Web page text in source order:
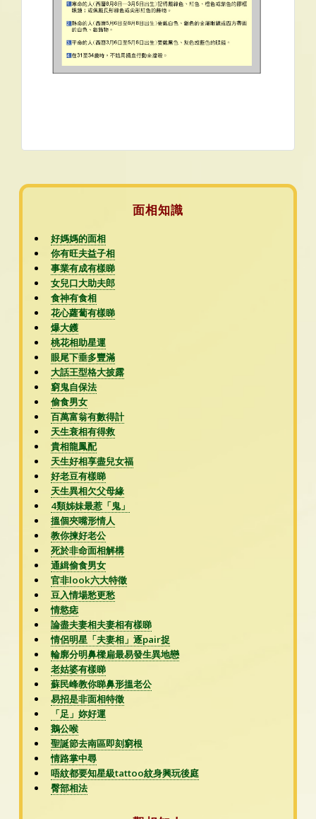
面相知識
好媽媽的面相
你有旺夫益子相
事業有成有樣睇
女兒口大助夫郎
食神有食相
花心蘿蔔有樣睇
爆大鑊
桃花相助星運
眼尾下垂多豐滿
大話王型格大披露
窮鬼自保法
偷食男女
百萬富翁有數得計
天生衰相有得救
貴相龍鳳配
天生好相享盡兒女福
好老豆有樣睇
天生異相欠父母緣
4類姊妹最惹「鬼」
搵個夾嘴形情人
教你揀好老公
死於非命面相解構
通緝偷食男女
官非look六大特徵
豆入情場愁更愁
情慾痣
論盡夫妻相夫妻相有樣睇
情侶明星「夫妻相」逐pair捉
輪廓分明鼻樑扁最易發生異地戀
老姑婆有樣睇
蘇民峰教你睇鼻形搵老公
易招是非面相特徵
「足」妳好運
鵝公喉
聖誕節去南區即刻窮根
情路掌中尋
唔紋都要知星級tattoo紋身興玩後庭
臀部相法